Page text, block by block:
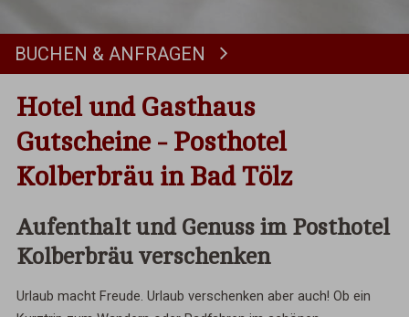
BUCHEN & ANFRAGEN
Hotel und Gasthaus
Gutscheine - Posthotel
Kolberbräu in Bad Tölz
Aufenthalt und Genuss im Posthotel
Kolberbräu verschenken
Urlaub macht Freude. Urlaub verschenken aber auch! Ob ein